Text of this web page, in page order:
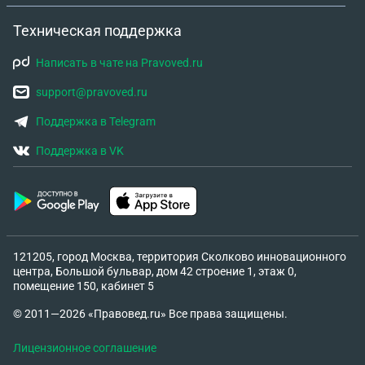
эмоциональное состояние, мнение студсовета,
тяжесть и т.д. Если что приказа пока что
описаные обязанности и права сотрудников и
студентов.
Техническая поддержка
Написать в чате на Pravoved.ru
support@pravoved.ru
Поддержка в Telegram
Поддержка в VK
121205, город Москва, территория Сколково инновационного
центра, Большой бульвар, дом 42 строение 1, этаж 0,
помещение 150, кабинет 5
© 2011—2026 «Правовед.ru» Все права защищены.
Лицензионное соглашение